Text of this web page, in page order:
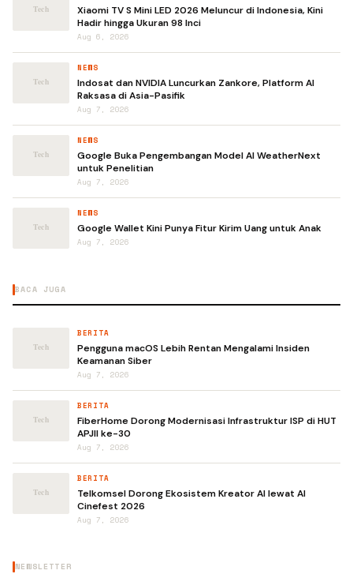
Xiaomi TV S Mini LED 2026 Meluncur di Indonesia, Kini
Hadir hingga Ukuran 98 Inci
Aug 6, 2026
NEWS
Indosat dan NVIDIA Luncurkan Zankore, Platform AI
Raksasa di Asia-Pasifik
Aug 7, 2026
NEWS
Google Buka Pengembangan Model AI WeatherNext
untuk Penelitian
Aug 7, 2026
NEWS
Google Wallet Kini Punya Fitur Kirim Uang untuk Anak
Aug 7, 2026
BACA JUGA
BERITA
Pengguna macOS Lebih Rentan Mengalami Insiden
Keamanan Siber
Aug 7, 2026
BERITA
FiberHome Dorong Modernisasi Infrastruktur ISP di HUT
APJII ke-30
Aug 7, 2026
BERITA
Telkomsel Dorong Ekosistem Kreator AI lewat AI
Cinefest 2026
Aug 7, 2026
NEWSLETTER